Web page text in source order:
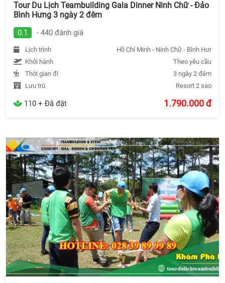
Tour Du Lịch Teambuilding Gala Dinner Ninh Chữ - Đảo
Bình Hưng 3 ngày 2 đêm
0.1 - 440 đánh giá
Lịch trình
Hồ Chí Minh - Ninh Chữ - Bình Hưng -
Khởi hành
Theo yêu cầu
Thời gian đi
3 ngày 2 đêm
Lưu trú
Resort 2 sao
110 + Đã đặt 1.790.000đ